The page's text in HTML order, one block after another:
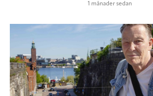
1 månader sedan